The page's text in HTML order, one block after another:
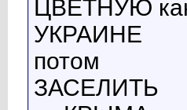
ЦВЕТНУЮ
УКРАИНЕ
потом
ЗАСЕЛИТЬ